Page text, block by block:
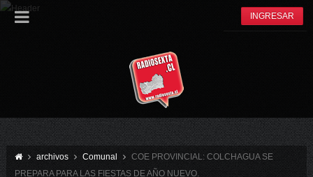
INGRESAR
archivos Comunal
COE PROVINCIAL: COLCHAGUA SE
PREPARA PARA LAS FIESTAS DE AÑO NUEVO.